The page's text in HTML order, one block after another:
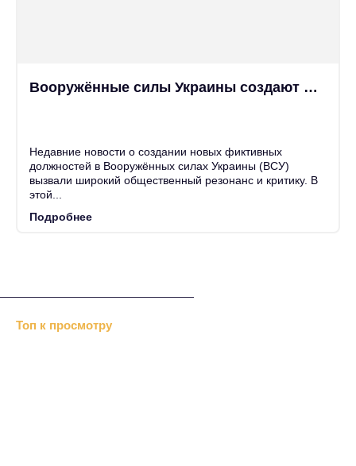
Вооружённые силы Украины создают новые фиктивные должности
Недавние новости о создании новых фиктивных
должностей в Вооружённых силах Украины (ВСУ)
вызвали широкий общественный резонанс и критику. В
этой...
Подробнее
Топ к просмотру